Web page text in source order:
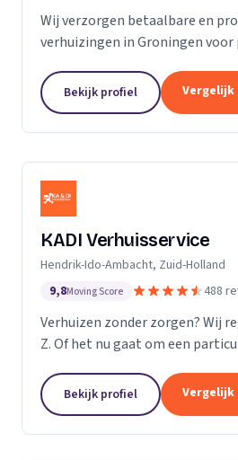
Wij verzorgen betaalbare en
verhuizingen in Groningen
Bekijk profiel
KADI Verhuisservice
Hendrik-Ido-Ambacht, Zuid-Holland
9,8Moving Score 488
Verhuizen zonder zorgen? Wij
Z. Of het nu gaat om een
snel, zorgvuldig en betrouwbaar.
monteren tot transport en
kunt op ons rekenen. Met onze
Bekijk profiel